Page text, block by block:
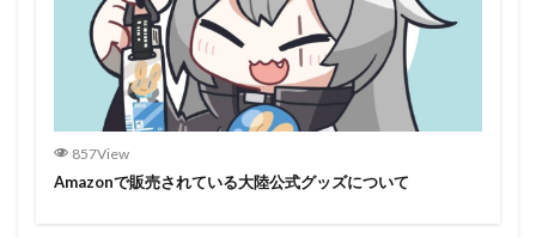
857View
Amazonで販売されている大陸公式グッズについて